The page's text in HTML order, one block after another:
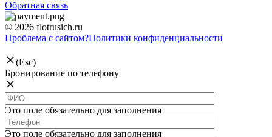
Обратная связь
© 2026 flotrusich.ru
Проблема с сайтом?Политики конфиденциальности
(Esc)
Бронирование по телефону
Это поле обязательно для заполнения
Это поле обязательно для заполнения